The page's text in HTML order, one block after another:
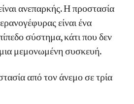
Επίπεδα Διαμόρφωσης
αποτυχίες επιλογής που
ράγας
αγκυρώσεις, δεν
ανεπαρκής. Η προστασία
είναι ένα
σύστημα, κάτι που δεν
μια μεμονωμένη συσκευή.
από τον άνεμο σε τρία